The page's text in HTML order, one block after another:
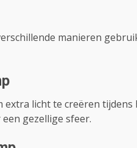
manieren
licht te creëren
gezellige sfeer.